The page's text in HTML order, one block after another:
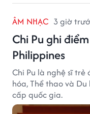
ÂM NHẠC 3 giờ
Chi Pu ghi
Philippines
Chi Pu là nghệ sĩ trẻ
hóa, Thể thao và
cấp quốc gia.